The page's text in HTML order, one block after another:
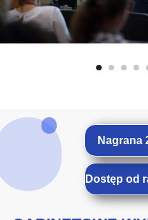
Dostęp od
Nagrana